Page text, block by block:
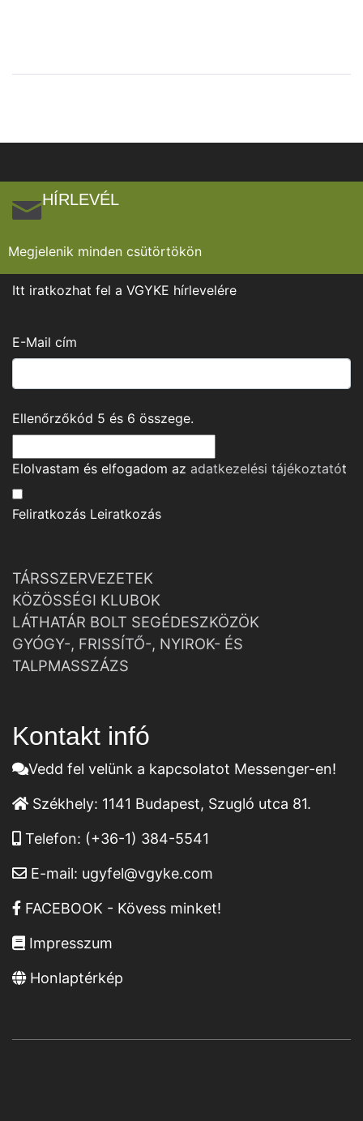
HÍRLEVÉL
Megjelenik minden csütörtökön
Itt iratkozhat fel a VGYKE hírlevelére
E-Mail cím
Ellenőrzőkód 5 és 6 összege.
Elolvastam és elfogadom az adatkezelési tájékoztatót
Feliratkozás Leiratkozás
TÁRSSZERVEZETEK
KÖZÖSSÉGI KLUBOK
LÁTHATÁR BOLT SEGÉDESZKÖZÖK
GYÓGY-, FRISSÍTŐ-, NYIROK- ÉS
TALPMASSZÁZS
Kontakt infó
Vedd fel velünk a kapcsolatot Messenger-en!
Székhely: 1141 Budapest, Szugló utca 81.
Telefon: (+36-1) 384-5541
E-mail: ugyfel@vgyke.com
FACEBOOK - Kövess minket!
Impresszum
Honlaptérkép